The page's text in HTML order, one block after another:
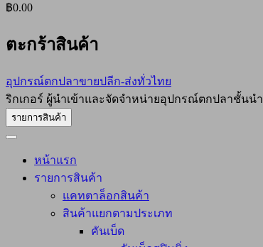
฿0.00
ตะกร้าสินค้า
อุปกรณ์ตกปลาขายปลีก-ส่งทั่วไทย
ริกเกอร์ ผู้นำเข้าและจัดจำหน่ายอุปกรณ์ตกปลาชั้นนำ
รายการสินค้า
หน้าแรก
รายการสินค้า
แคทตาล็อกสินค้า
สินค้าแยกตามประเภท
คันเบ็ด